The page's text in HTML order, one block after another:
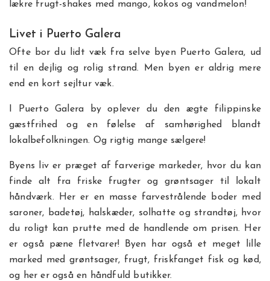
lækre frugt-shakes med mango, kokos og vandmelon!
Livet i Puerto Galera
Ofte bor du lidt væk fra selve byen Puerto Galera, ud
til en dejlig og rolig strand. Men byen er aldrig mere
end en kort sejltur væk.
I Puerto Galera by oplever du den ægte filippinske
gæstfrihed og en følelse af samhørighed blandt
lokalbefolkningen. Og rigtig mange sælgere!
Byens liv er præget af farverige markeder, hvor du kan
finde alt fra friske frugter og grøntsager til lokalt
håndværk. Her er en masse farvestrålende boder med
saroner, badetøj, halskæder, solhatte og strandtøj, hvor
du roligt kan prutte med de handlende om prisen. Her
er også pæne fletvarer! Byen har også et meget lille
marked med grøntsager, frugt, friskfanget fisk og kød,
og her er også en håndfuld butikker.